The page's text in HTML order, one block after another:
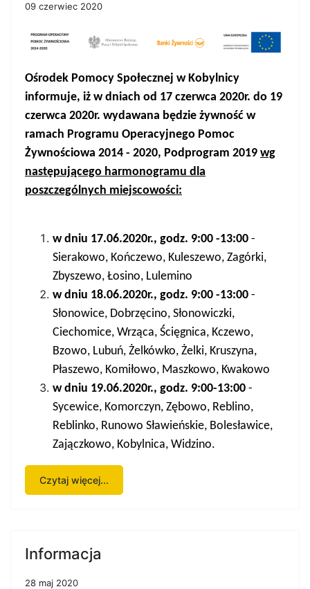
09 czerwiec 2020
Ośrodek Pomocy Społecznej w Kobylnicy
informuje, iż wdniach od 17 czerwca 2020r. do 19
czerwca 2020r. wydawana będzie żywność w
ramach Programu Operacyjnego Pomoc
Żywnościowa 2014 - 2020, Podprogram 2019 wg
następującego harmonogramu dla
poszczególnych miejscowości:
w dniu 17.06.2020r., godz. 9:00 -13:00 -
Sierakowo, Kończewo, Kuleszewo, Zagórki,
Zbyszewo, Łosino, Lulemino
w dniu 18.06.2020r., godz. 9:00 -13:00 -
Słonowice, Dobrzęcino, Słonowiczki,
Ciechomice, Wrząca, Ścięgnica, Kczewo,
Bzowo, Lubuń, Żelkówko, Żelki, Kruszyna,
Płaszewo, Komiłowo, Maszkowo, Kwakowo
w dniu 19.06.2020r., godz. 9:00-13:00 -
Sycewice, Komorczyn, Zębowo, Reblino,
Reblinko, Runowo Sławieńskie, Bolesławice,
Zajączkowo, Kobylnica, Widzino.
Czytaj więcej...
Informacja
28 maj 2020